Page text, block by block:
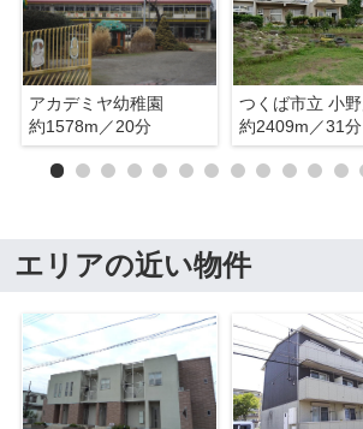
アカデミヤ幼稚園
約1578m／20分
約2409m／31分
エリアの近い物件